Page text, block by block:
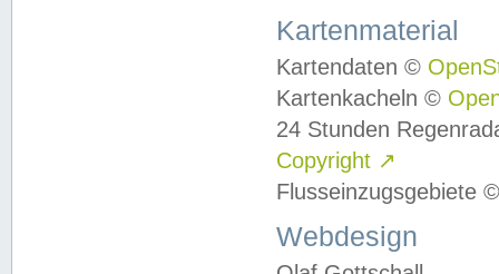
Kartenmaterial
Kartendaten ©
Kartenkacheln ©
24 Stunden
Copyright ↗
Flusseinzugsgebiete
Webdesign